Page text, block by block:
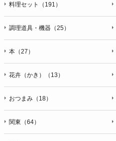
料理セット（191）
調理道具・機器（25）
本（27）
花卉（かき）（13）
おつまみ（18）
関東（64）